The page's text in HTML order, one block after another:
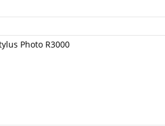
Photo R3000